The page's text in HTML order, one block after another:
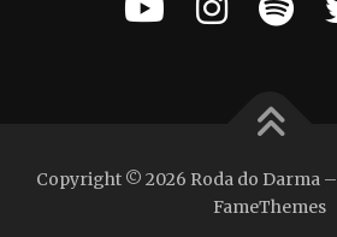
Copyright © 2026 Roda do Darma –
FameThemes